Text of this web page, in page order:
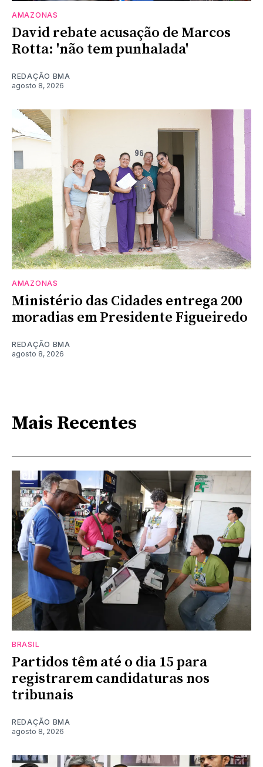
AMAZONAS
David rebate acusação de Marcos
Rotta: 'não tem punhalada'
REDAÇÃO BMA
agosto 8, 2026
AMAZONAS
Ministério das Cidades entrega 200
moradias em Presidente Figueiredo
REDAÇÃO BMA
agosto 8, 2026
Mais Recentes
BRASIL
Partidos têm até o dia 15 para
registrarem candidaturas nos
tribunais
REDAÇÃO BMA
agosto 8, 2026